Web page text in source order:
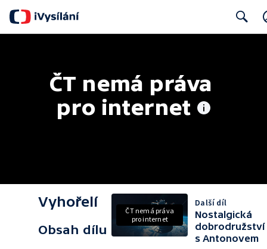
ČT nemá práva
pro internet
Vyhořelí
Obsah dílu
ČT nemá práva
pro internet
Další díl
Nostalgická
dobrodružství
s Antonovem